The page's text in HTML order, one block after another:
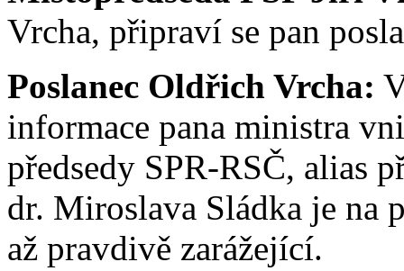
Vrcha, připraví se pan
Poslanec Oldřich Vrcha:
informace pana ministra
předsedy SPR-RSČ, alias
dr. Miroslava Sládka je na
až pravdivě zarážející.